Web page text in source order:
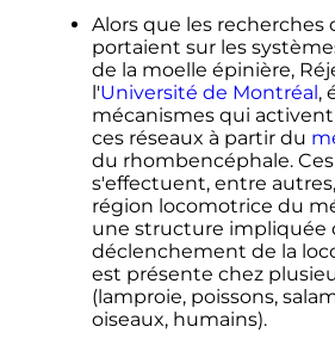
Alors que les recherches
portaient sur les
de la moelle épinière,
l'Université de Montréal,
mécanismes qui
ces réseaux à partir du
du rhombencéphale.
s'effectuent, entre
région locomotrice du
une structure impliquée
déclenchement de la
est présente chez
(lamproie, poissons,
oiseaux, humains).